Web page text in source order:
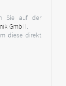
Sie auf der
GmbH.
diese direkt